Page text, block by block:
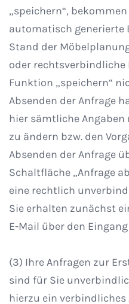
„speichern“,
automatisch generierte
Stand der
oder
Funktion „speichern“
Absenden der Anfrage
hier sämtliche
zu ändern bzw. den
Absenden der Anfrage
Schaltfläche „Anfrage
eine rechtlich
Sie erhalten zunächst
E-Mail über den
(3) Ihre Anfragen zur
sind für Sie
hierzu ein